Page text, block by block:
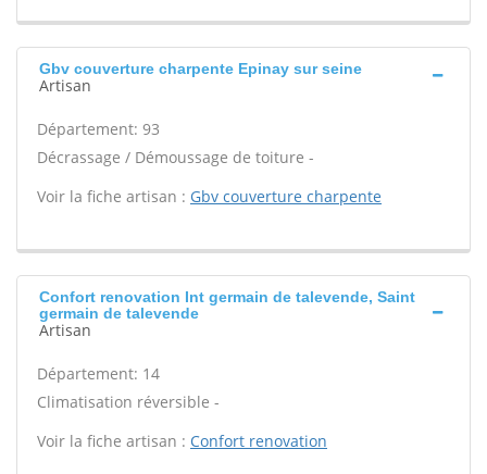
Gbv couverture charpente Epinay sur seine
Artisan
Département: 93
Décrassage / Démoussage de toiture -
Voir la fiche artisan : Gbv couverture charpente
Confort renovation Int germain de talevende, Saint
germain de talevende
Artisan
Département: 14
Climatisation réversible -
Voir la fiche artisan : Confort renovation